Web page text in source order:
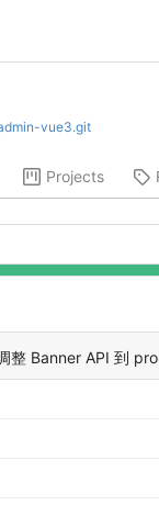
vue3.git
Projects
整 Banner API 到